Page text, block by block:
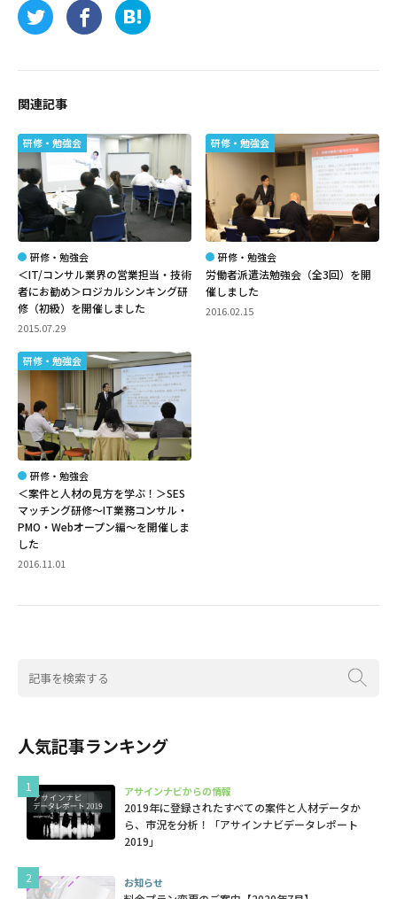
関連記事
研修・勉強会
研修・勉強会
＜IT/コンサル業界の営業担当・技術
者にお勧め＞ロジカルシンキング研
修（初級）を開催しました
2015.07.29
研修・勉強会
研修・勉強会
労働者派遣法勉強会（全3回）を開
催しました
2016.02.15
研修・勉強会
研修・勉強会
＜案件と人材の見方を学ぶ！＞SES
マッチング研修～IT業務コンサル・
PMO・Webオープン編～を開催しま
した
2016.11.01
人気記事ランキング
アサインナビからの情報
2019年に登録されたすべての案件と人材データか
ら、市況を分析！「アサインナビデータレポート
2019」
お知らせ